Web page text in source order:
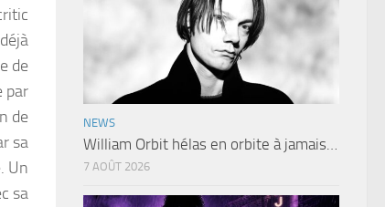
de
par
de
sa
Un
sa
NEWS
William Orbit hélas en orbite à jamais…
7 AOÛT 2026